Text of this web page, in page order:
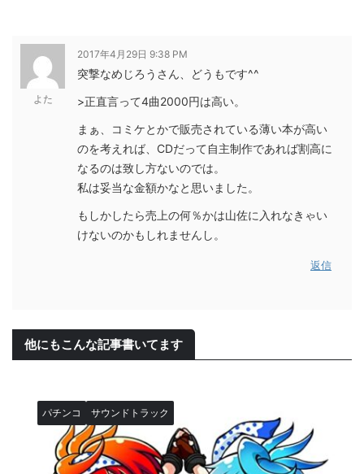
よた
2017年4月29日 9:38 PM
突撃なめじろうさん、どうもです^^
>正直言って4曲2000円は高い。
まぁ、コミケとかで販売されている薄い本が高い
のを考えれば、CDだって自主制作であれば割高に
なるのは致し方ないのでは。
私は妥当な金額かなと思いました。
もしかしたら売上の何％かは山佐に入れなきゃい
けないのかもしれませんし。
返信
他にもこんな記事書いてます
パチンコ サウンドトラック